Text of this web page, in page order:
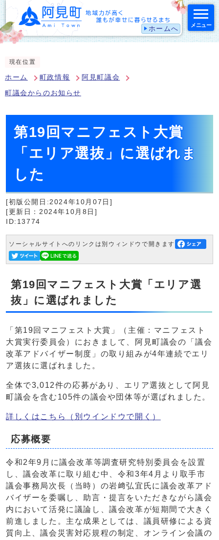
ホームへ メニュー
現在位置
ホーム 町政情報 阿見町議会
町議会からのお知らせ
第19回マニフェスト大賞
「エリア選抜」に選ばれま
した
[初版公開日:2024年10月07日]
[更新日：2024年10月8日]
ID:13774
ソーシャルサイトへのリンクは別ウィンドウで開きます
第19回マニフェスト大賞「エリア選
抜」に選ばれました
「第19回マニフェスト大賞」（主催：マニフェスト
大賞実行委員会）におきまして、阿見町議会の「議会
改革アドバイザー制度」の取り組みが4年連続でエリ
ア選抜に選ばれました。
全体で3,012件の応募があり、エリア選抜として阿見
町議会を含む105件の議会や団体等が選ばれました。
詳しくはこちら （別ウインドウで開く）
応募概要
令和2年9月に議会改革等調査研究特別委員会を設置
し、議会改革に取り組む中、令和3年4月より取手市
議会事務局次長（当時）の岩﨑弘宜氏に議会改革アド
バイザーを委嘱し、助言・提言をいただきながら議会
内において活発に議論し、議会改革が短期間で大きく
前進しました。主な成果としては、議員研修による資
質向上、議会災害対応規程の制定、オンライン会議の